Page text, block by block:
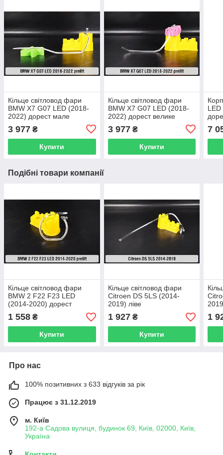
Кільце світловод фари
BMW X7 G07 LED (2018-
2022) дорест мале
3 977 ₴
Купити
Кільце світловод фари
BMW X7 G07 LED (2018-
2022) дорест велике
3 977₴
Купити
7
Подібні товари компанії
Кільце світловод фари
BMW 2 F22 F23 LED
(2014-2020) дорест
велике зовнішнє праве
1 558 ₴
Купити
Кільце світловод фари
Citroen DS 5LS (2014-
2019) ліве
1 927₴
Купити
1
Про нас
100% позитивних з 633 відгуків за рік
Працює з 31.12.2019
м. Київ
192-а Садова вулиця, будинок 69, Київ, 02000, Київ,
Україна